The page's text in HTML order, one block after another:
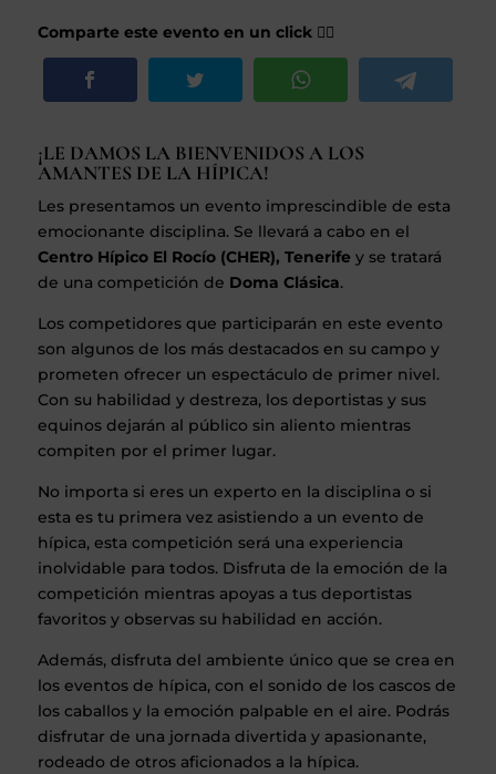
Comparte este evento en un click 👇🏽
¡LE DAMOS LA BIENVENIDOS A LOS
AMANTES DE LA HÍPICA!
Les presentamos un evento imprescindible de esta
emocionante disciplina. Se llevará a cabo en el
Centro Hípico El Rocío (CHER), Tenerife y se tratará
de una competición de Doma Clásica.
Los competidores que participarán en este evento
son algunos de los más destacados en su campo y
prometen ofrecer un espectáculo de primer nivel.
Con su habilidad y destreza, los deportistas y sus
equinos dejarán al público sin aliento mientras
compiten por el primer lugar.
No importa si eres un experto en la disciplina o si
esta es tu primera vez asistiendo a un evento de
hípica, esta competición será una experiencia
inolvidable para todos. Disfruta de la emoción de la
competición mientras apoyas a tus deportistas
favoritos y observas su habilidad en acción.
Además, disfruta del ambiente único que se crea en
los eventos de hípica, con el sonido de los cascos de
los caballos y la emoción palpable en el aire. Podrás
disfrutar de una jornada divertida y apasionante,
rodeado de otros aficionados a la hípica.